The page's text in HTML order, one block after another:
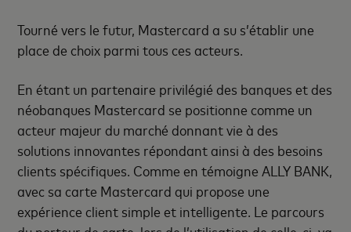
Tourné vers le futur, Mastercard a su s’établir une
place de choix parmi tous ces acteurs.
En étant un partenaire privilégié des banques et des
néobanques Mastercard se positionne comme un
acteur majeur du marché donnant vie à des
solutions innovantes répondant ainsi à des besoins
clients spécifiques. Comme en témoigne ALLY BANK,
avec sa carte Mastercard qui propose une
expérience client simple et intelligente. Le parcours